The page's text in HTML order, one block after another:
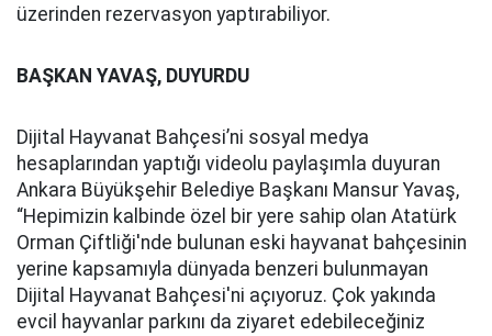
üzerinden rezervasyon yaptırabiliyor.
BAŞKAN YAVAŞ, DUYURDU
Dijital Hayvanat Bahçesi’ni sosyal medya
hesaplarından yaptığı videolu paylaşımla duyuran
Ankara Büyükşehir Belediye Başkanı Mansur Yavaş,
“Hepimizin kalbinde özel bir yere sahip olan Atatürk
Orman Çiftliği'nde bulunan eski hayvanat bahçesinin
yerine kapsamıyla dünyada benzeri bulunmayan
Dijital Hayvanat Bahçesi'ni açıyoruz. Çok yakında
evcil hayvanlar parkını da ziyaret edebileceğiniz